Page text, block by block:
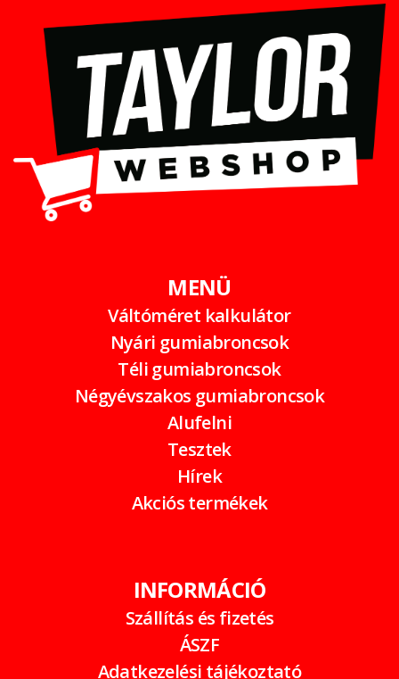
MENÜ
Váltóméret kalkulátor
Nyári gumiabroncsok
Téli gumiabroncsok
Négyévszakos gumiabroncsok
Alufelni
Tesztek
Hírek
Akciós termékek
INFORMÁCIÓ
Szállítás és fizetés
ÁSZF
Adatkezelési tájékoztató